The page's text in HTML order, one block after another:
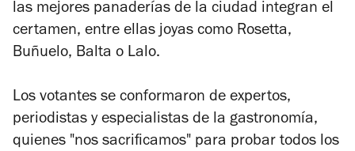
las mejores panaderías de la ciudad integran el
certamen, entre ellas joyas como Rosetta,
Buñuelo, Balta o Lalo.
Los votantes se conformaron de expertos,
periodistas y especialistas de la gastronomía,
quienes "nos sacrificamos" para probar todos los